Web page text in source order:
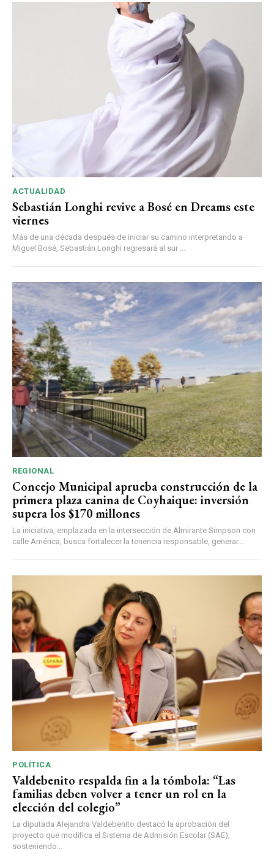
ACTUALIDAD
Sebastián Longhi revive a Bosé en Dreams este
viernes
Más de una década después de iniciar su camino interpretando a
Miguel Bosé, Sebastián Longhi regresará al sur ...
REGIONAL
Concejo Municipal aprueba construcción de la
primera plaza canina de Coyhaique: inversión
supera los $170 millones
La iniciativa, emplazada en la intersección de Almirante Simpson con
calle América, busca fortalecer la tenencia responsable, generar...
POLÍTICA
Valdebenito respalda fin a la tómbola: “Las
familias deben volver a tener un rol en la
elección del colegio”
La diputada Alejandra Valdebenito destacó la aprobación del
proyecto que modifica el Sistema de Admisión Escolar (SAE),
sosteniendo...